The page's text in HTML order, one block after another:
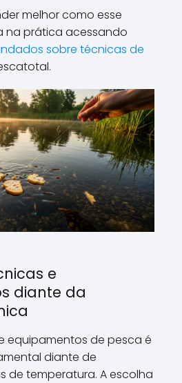
melhor como esse
na prática acessando
sobre técnicas de
e
diante da
equipamentos de pesca é
diante de
de temperatura. A escolha